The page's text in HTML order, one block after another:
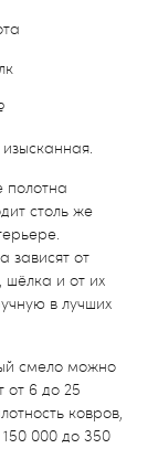
столь же
зависят от
и от их
в лучших
смело можно
от 6 до 25
ковров,
000 до 350